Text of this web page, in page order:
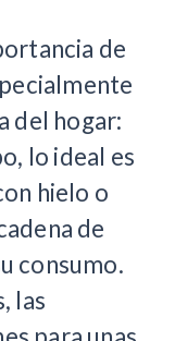
de
del hogar:
lo ideal es
hielo o
de
consumo.
las